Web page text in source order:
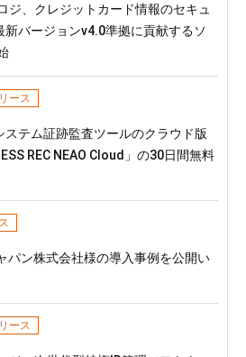
ジ、クレジットカード情報のセキュ
新バージョンv4.0準拠に貢献するソ
ース
テム証跡監査ツールのクラウド版
REC NEAO Cloud」の30日間無料
パン株式会社様の導入事例を公開い
ース